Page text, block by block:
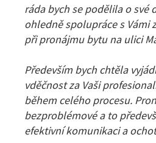
ráda bych se podělila o své
ohledně spolupráce s Vámi
při pronájmu bytu na ulici
Především bych chtěla
vděčnost za Vaši
během celého procesu.
bezproblémové a to
efektivní komunikaci a